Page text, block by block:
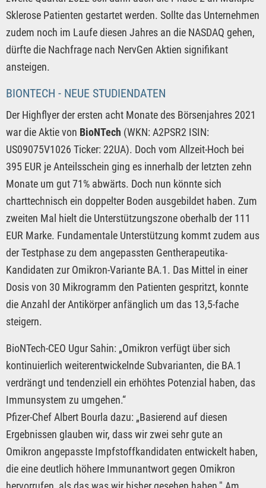
Sklerose Patienten gestartet werden. Sollte das Unternehmen
zudem noch im Laufe diesen Jahres an die NASDAQ gehen,
dürfte die Nachfrage nach NervGen Aktien signifikant
ansteigen.
BIONTECH - NEUE STUDIENDATEN
Der Highflyer der ersten acht Monate des Börsenjahres 2021
war die Aktie von BioNTech (WKN: A2PSR2 ISIN:
US09075V1026 Ticker: 22UA). Doch vom Allzeit-Hoch bei
395 EUR je Anteilsschein ging es innerhalb der letzten zehn
Monate um gut 71% abwärts. Doch nun könnte sich
charttechnisch ein doppelter Boden ausgebildet haben. Zum
zweiten Mal hielt die Unterstützungszone oberhalb der 111
EUR Marke. Fundamentale Unterstützung kommt zudem aus
der Testphase zu dem angepassten Gentherapeutika-
Kandidaten zur Omikron-Variante BA.1. Das Mittel in einer
Dosis von 30 Mikrogramm den Patienten gespritzt, konnte
die Anzahl der Antikörper anfänglich um das 13,5-fache
steigern.
BioNTech-CEO Ugur Sahin: „Omikron verfügt über sich
kontinuierlich weiterentwickelnde Subvarianten, die BA.1
verdrängt und tendenziell ein erhöhtes Potenzial haben, das
Immunsystem zu umgehen.“
Pfizer-Chef Albert Bourla dazu: „Basierend auf diesen
Ergebnissen glauben wir, dass wir zwei sehr gute an
Omikron angepasste Impfstoffkandidaten entwickelt haben,
die eine deutlich höhere Immunantwort gegen Omikron